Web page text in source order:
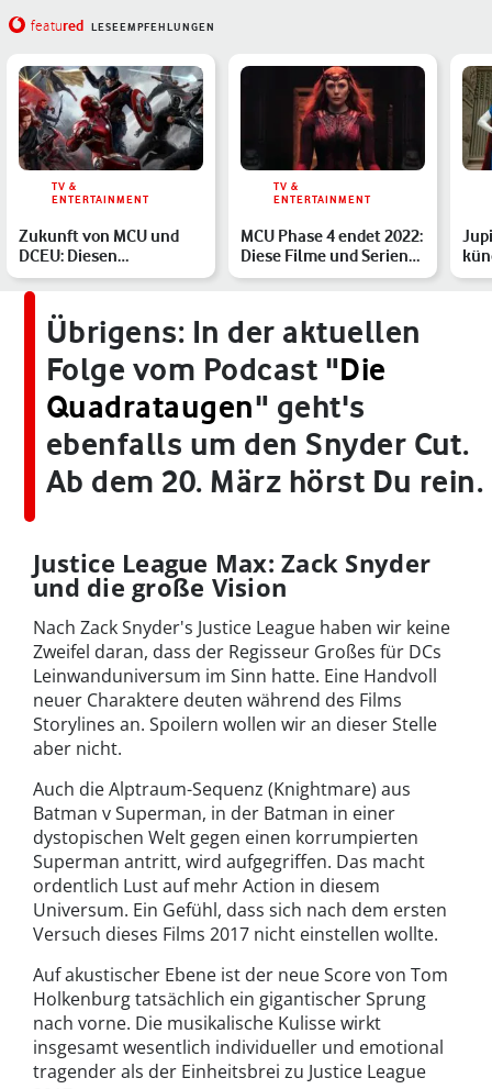
featured LESEEMPFEHLUNGEN
TV &
ENTERTAINMENT
Zukunft von MCU und
DCEU: Diesen
Herausforderungen
müssen sich Ma…
TV &
ENTERTAINMENT
MCU Phase 4 endet 2022:
Diese Filme und Serien
erwarten uns noch
Übrigens: In der aktuellen
Folge vom Podcast "Die
Quadrataugen" geht's
ebenfalls um den Snyder Cut.
Ab dem 20. März hörst Du rein.
Justice League Max: Zack Snyder
und die große Vision
Nach Zack Snyder's Justice League haben wir keine
Zweifel daran, dass der Regisseur Großes für DCs
Leinwanduniversum im Sinn hatte. Eine Handvoll
neuer Charaktere deuten während des Films
Storylines an. Spoilern wollen wir an dieser Stelle
aber nicht.
Auch die Alptraum-Sequenz (Knightmare) aus
Batman v Superman, in der Batman in einer
dystopischen Welt gegen einen korrumpierten
Superman antritt, wird aufgegriffen. Das macht
ordentlich Lust auf mehr Action in diesem
Universum. Ein Gefühl, dass sich nach dem ersten
Versuch dieses Films 2017 nicht einstellen wollte.
Auf akustischer Ebene ist der neue Score von Tom
Holkenburg tatsächlich ein gigantischer Sprung
nach vorne. Die musikalische Kulisse wirkt
insgesamt wesentlich individueller und emotional
tragender als der Einheitsbrei zu Justice League